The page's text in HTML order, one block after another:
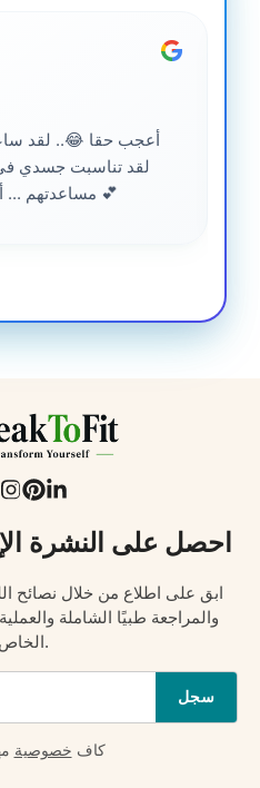
أعجب حقا 😂.. لقد
لقد تناسبت جسدي
مساعدتهم ... أحب أن أكون جزءا منهم 💕
احصل على النشرة
ابق على اطلاع من خلال نصائح
والمراجعة طبيًا الشاملة
الخاص بك.
سجل
كاف خصوصية